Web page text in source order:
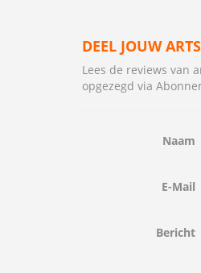
DEEL JOUW
Lees de reviews van
opgezegd via
Naam
E-Mail
Bericht